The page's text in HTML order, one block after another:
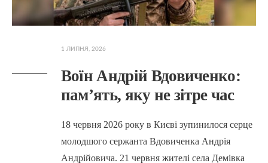
1 ЛИПНЯ, 2026
Воїн Андрій Вдовиченко:
пам’ять, яку не зітре час
18 червня 2026 року в Києві зупинилося серце
молодшого сержанта Вдовиченка Андрія
Андрійовича. 21 червня жителі села Демівка